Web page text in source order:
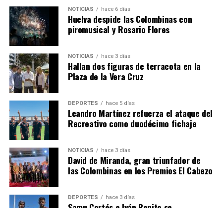
SEXTA CORRIDA DE LAS FIESTAS COLOMBINAS
2026
hace 6 días· Huelvatv
NOTICIAS hace 6 días
Huelva despide las Colombinas con
piromusical y Rosario Flores
NOTICIAS hace 3 días
Hallan dos figuras de terracota en la
Plaza de la Vera Cruz
DEPORTES hace 5 días
Leandro Martínez refuerza el ataque del
Recreativo como duodécimo fichaje
NOTICIAS hace 3 días
David de Miranda, gran triunfador de
las Colombinas en los Premios El Cabezo
DEPORTES hace 3 días